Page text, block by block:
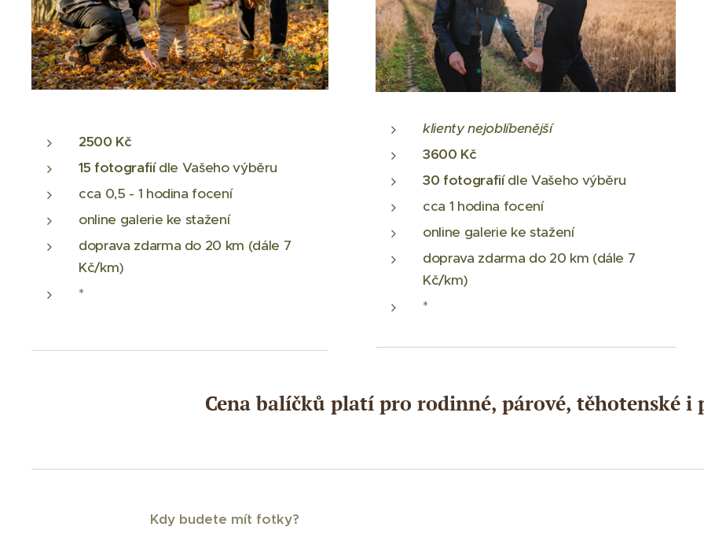
2500 Kč
15 fotografiídle Vašeho výběru
cca 0,5 - 1 hodina focení
online galerie ke stažení
doprava zdarma do 20 km (dále 7
Kč/km)
*
klienty nejoblíbenější
3600 Kč
30 fotografiídle Vašeho výběru
cca 1 hodina focení
online galerie ke stažení
doprava zdarma do 20 km (dále 7
Kč/km)
*
Cena balíčků platí pro rodinné, párové, těhotenské
Kdy budete mít fotky?